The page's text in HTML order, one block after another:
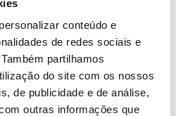
conteúdo e
de redes sociais e
partilhamos
do site com os nossos
de publicidade e de análise,
outras informações que
tertúlia.